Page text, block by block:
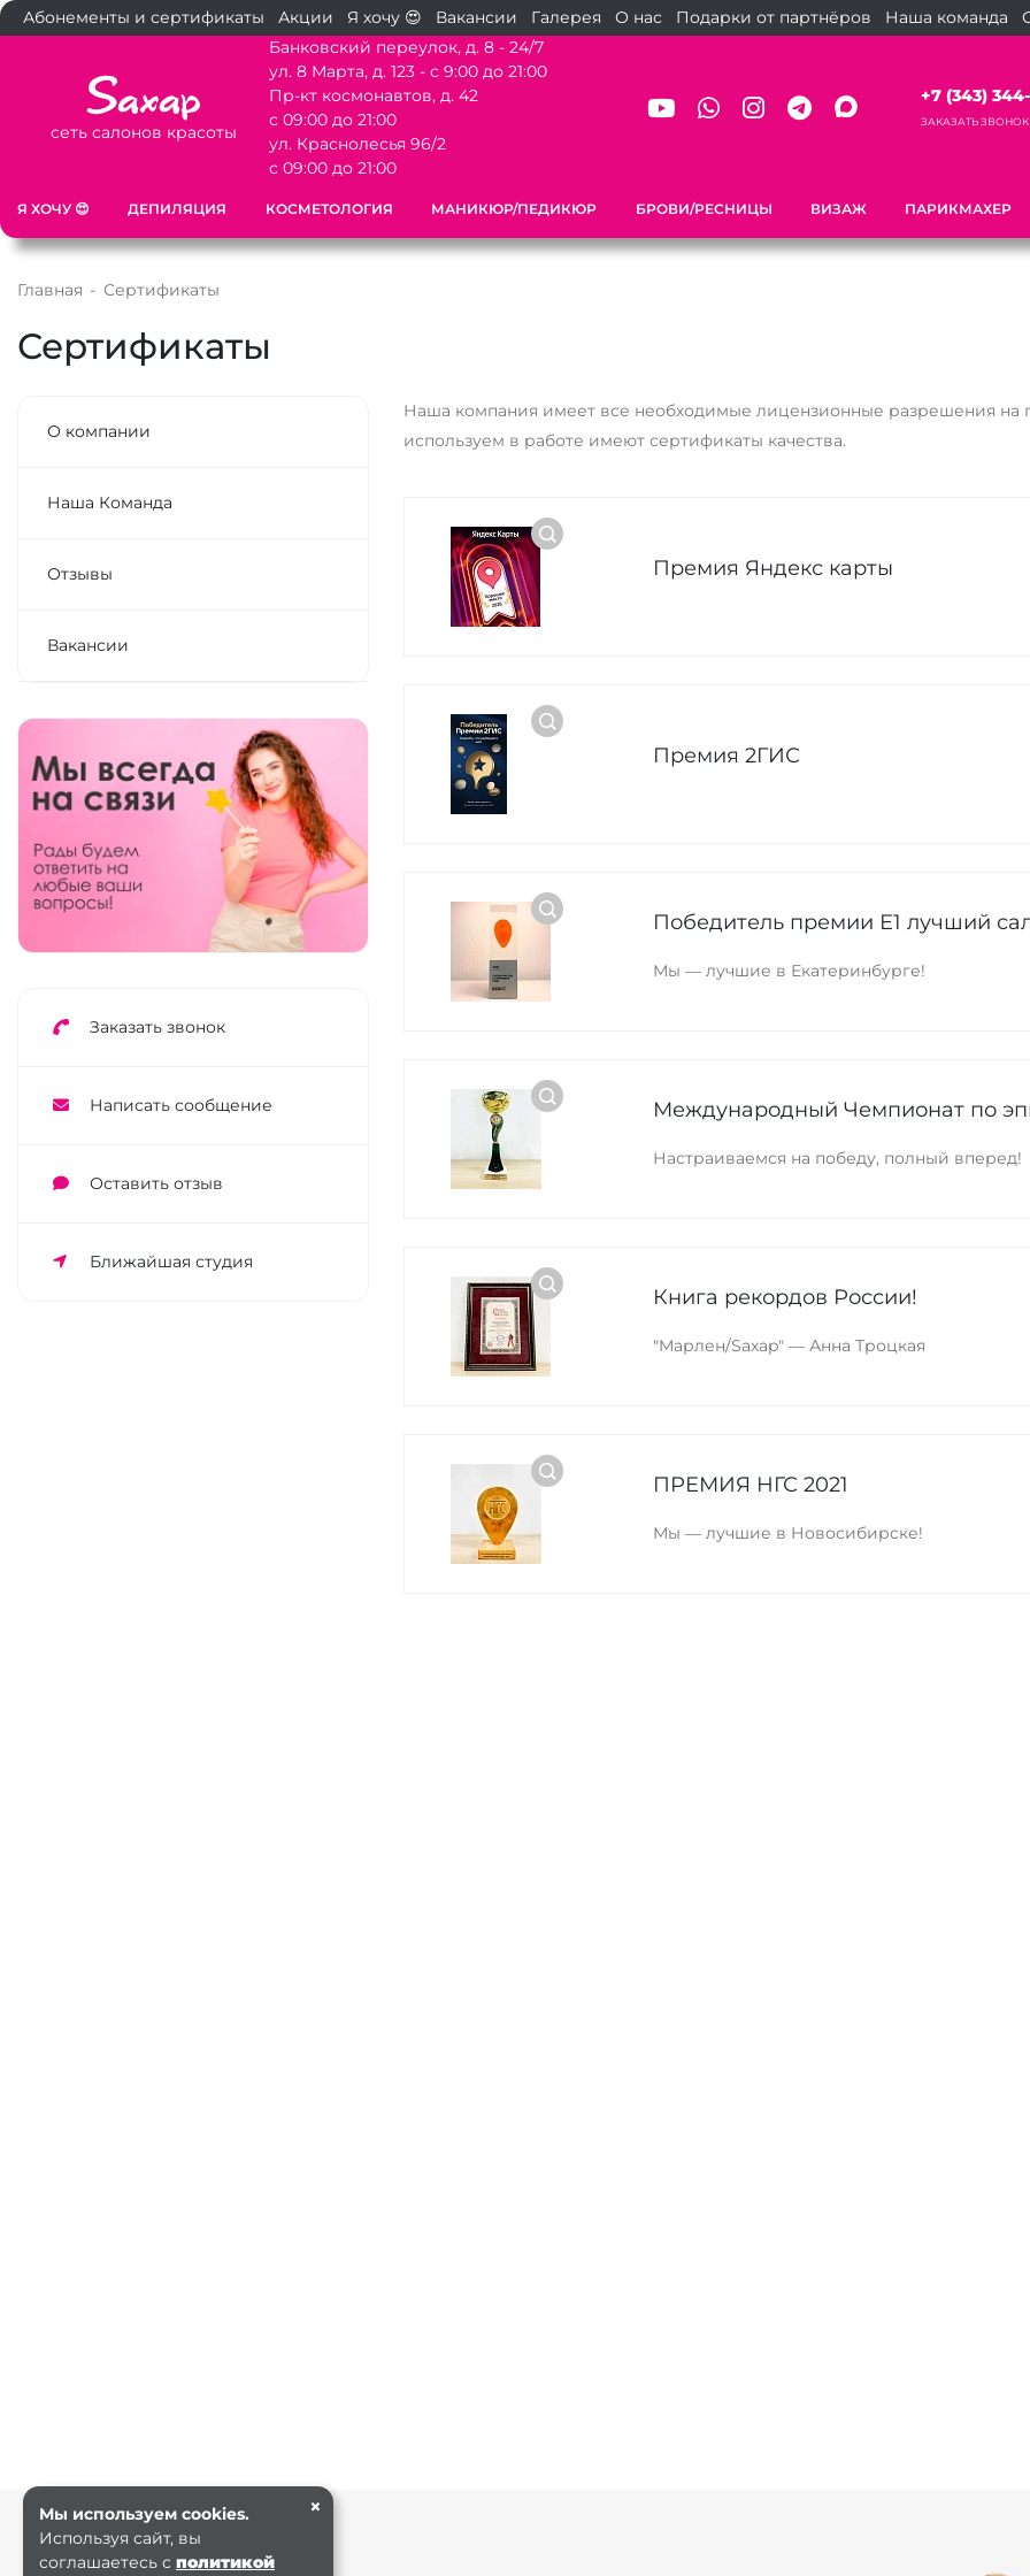
Абонементы и сертификаты Акции Я хочу 😍 Вакансии Галерея О нас Подарки от партнёров Наша команда
сеть салонов красоты
Банковский переулок, д. 8 - 24/7
ул. 8 Марта, д. 123 - с 9:00 до 21:00
Пр-кт космонавтов, д. 42
с 09:00 до 21:00
ул. Краснолесья 96/2
с 09:00 до 21:00
+7 (343)
ЗАКАЗАТЬ ЗВОНОК
Я ХОЧУ 😍 ДЕПИЛЯЦИЯ КОСМЕТОЛОГИЯ МАНИКЮР/ПЕДИКЮР БРОВИ/РЕСНИЦЫ ВИЗАЖ ПАРИКМАХЕР
Главная - Сертификаты
Сертификаты
О компании
Наша Команда
Отзывы
Вакансии
Заказать звонок
Написать сообщение
Оставить отзыв
Ближайшая студия
Наша компания имеет все необходимые лицензионные разрешения
используем в работе имеют сертификаты качества.
Премия Яндекс карты
Премия 2ГИС
Победитель премии Е1 лучший
Мы — лучшие в Екатеринбурге!
Международный Чемпионат по
Настраиваемся на победу, полный вперед!
Книга рекордов России!
"Марлен/Saxap" — Анна Троцкая
ПРЕМИЯ НГС 2021
Мы — лучшие в Новосибирске!
×
Мы используем cookies.
Используя сайт, вы
соглашаетесь с политикой